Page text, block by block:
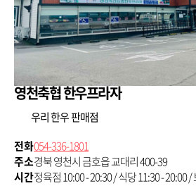
영천축협 한우프라자
우리 한우 판매점
전화054-336-1801
주소경북 영천시 금호읍 교대리 400-39
시간정육점 10:00 - 20:30 / 식당 11:30 - 20:00